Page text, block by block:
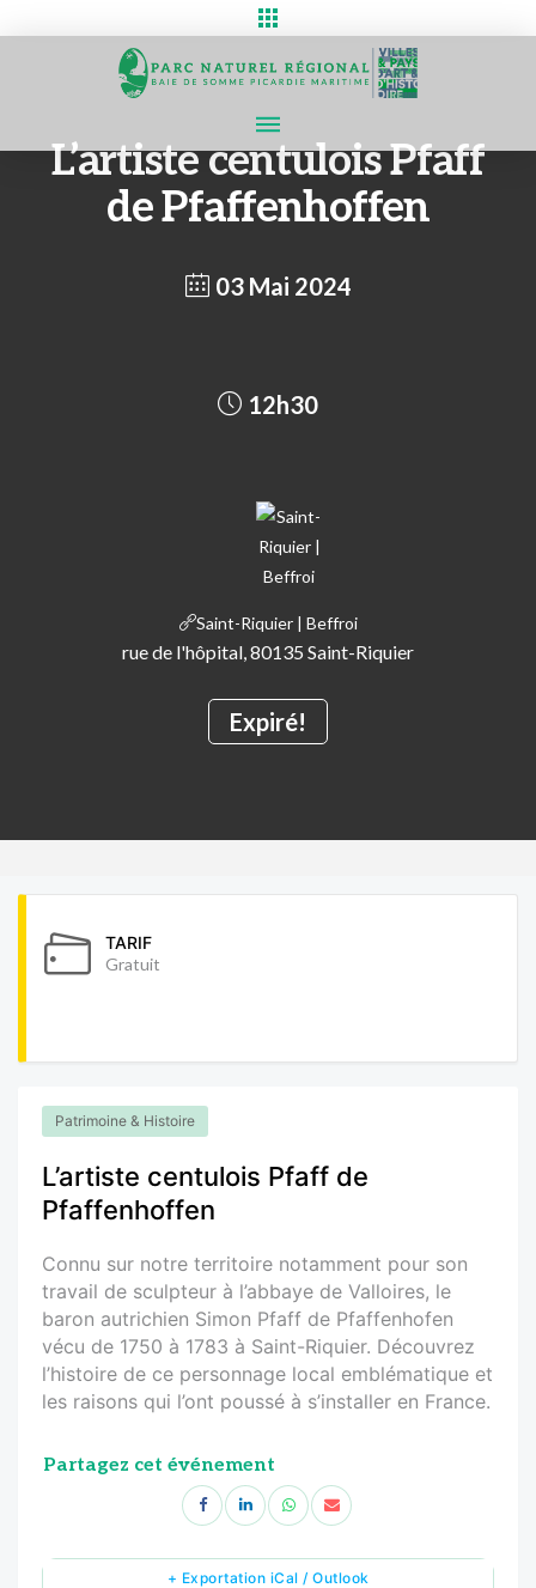
L’artiste centulois Pfaff
de Pfaffenhoffen
03 Mai 2024
Expiré!
12h30
Saint-Riquier | Beffroi
rue de l'hôpital, 80135 Saint-Riquier
TARIF
Gratuit
Patrimoine & Histoire
L’artiste centulois Pfaff de
Pfaffenhoffen
Connu sur notre territoire notamment pour son
travail de sculpteur à l’abbaye de Valloires, le
baron autrichien Simon Pfaff de Pfaffenhofen
vécu de 1750 à 1783 à Saint-Riquier. Découvrez
l’histoire de ce personnage local emblématique et
les raisons qui l’ont poussé à s’installer en France.
Partagez cet événement
+ Exportation iCal / Outlook